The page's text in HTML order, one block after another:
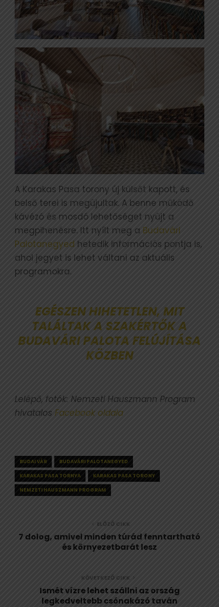
A Karakas Pasa torony új külsőt kapott, és
belső terei is megújultak. A benne működő
kávézó és mosdó lehetőséget nyújt a
megpihenésre. Itt nyílt meg a Budavári
Palotanegyed hetedik információs pontja is,
ahol jegyet is lehet váltani az aktuális
programokra.
EGÉSZEN HIHETETLEN, MIT
TALÁLTAK A SZAKÉRTŐK A
BUDAVÁRI PALOTA FELÚJÍTÁSA
KÖZBEN
Lelépő, fotók: Nemzeti Hauszmann Program
hivatalos Facebook oldala
BUDAI VÁR
BUDAVÁRI PALOTANEGYED
KARAKAS PASA TORNYA
KARAKAS PASA TORONY
NEMZETI HAUSZMANN PROGRAM
ELŐZŐ CIKK
7 dolog, amivel minden túrád fenntartható
és környezetbarát lesz
KÖVETKEZŐ CIKK
Ismét vízre lehet szállni az ország
legkedveltebb csónakázó taván